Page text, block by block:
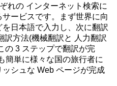
れの インターネット検索に
ービスです。まず世界に向
日本語で入力し、次に翻訳
訳方法(機械翻訳と 人力翻訳
の 3 ステップで翻訳が完
簡単に様々な国の旅行者に
シュな Web ページが完成